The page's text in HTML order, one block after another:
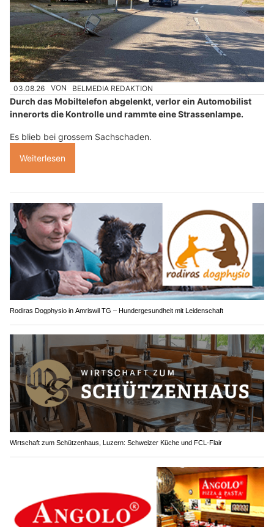
03.08.26 VON BELMEDIA REDAKTION
Durch das Mobiltelefon abgelenkt, verlor ein Automobilist
innerorts die Kontrolle und rammte eine Strassenlampe.
Es blieb bei grossem Sachschaden.
Weiterlesen
Rodiras Dogphysio in Amriswil TG – Hundergesundheit mit Leidenschaft
Wirtschaft zum Schützenhaus, Luzern: Schweizer Küche und FCL-Flair